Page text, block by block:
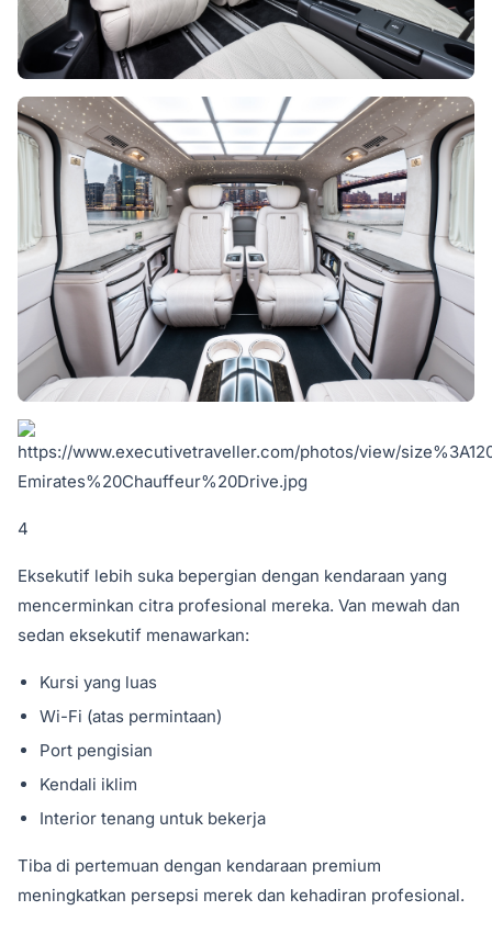
4
Eksekutif lebih suka bepergian dengan kendaraan yang
mencerminkan citra profesional mereka. Van mewah dan
sedan eksekutif menawarkan:
Kursi yang luas
Wi-Fi (atas permintaan)
Port pengisian
Kendali iklim
Interior tenang untuk bekerja
Tiba di pertemuan dengan kendaraan premium
meningkatkan persepsi merek dan kehadiran profesional.